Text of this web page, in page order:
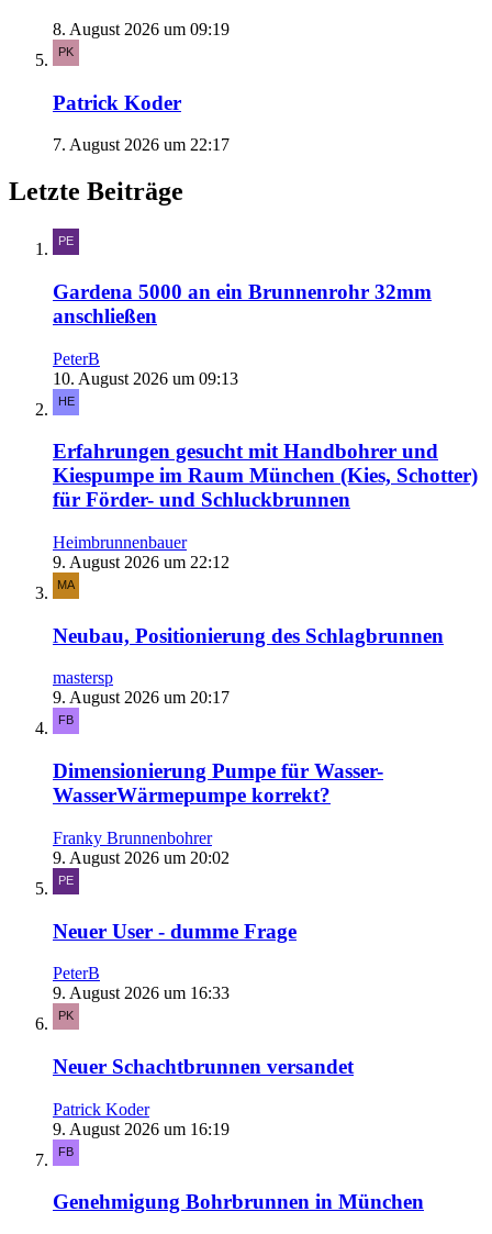
8. August 2026 um 09:19
Patrick Koder
7. August 2026 um 22:17
Letzte Beiträge
Gardena 5000 an ein Brunnenrohr 32mm
anschließen
PeterB
10. August 2026 um 09:13
Erfahrungen gesucht mit Handbohrer und
Kiespumpe im Raum München (Kies, Schotter)
für Förder- und Schluckbrunnen
Heimbrunnenbauer
9. August 2026 um 22:12
Neubau, Positionierung des Schlagbrunnen
mastersp
9. August 2026 um 20:17
Dimensionierung Pumpe für Wasser-
WasserWärmepumpe korrekt?
Franky Brunnenbohrer
9. August 2026 um 20:02
Neuer User - dumme Frage
PeterB
9. August 2026 um 16:33
Neuer Schachtbrunnen versandet
Patrick Koder
9. August 2026 um 16:19
Genehmigung Bohrbrunnen in München